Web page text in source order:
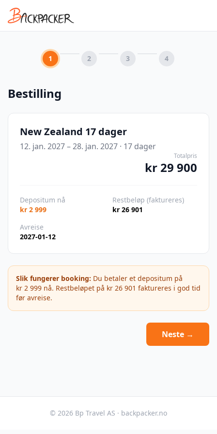
1 2 3 4
Bestilling
New Zealand 17 dager
12. jan. 2027 – 28. jan. 2027 · 17 dager
Totalpris
kr 29 900
Depositum nå
kr 2 999
Restbeløp (faktureres)
kr 26 901
Avreise
2027-01-12
Slik fungerer booking: Du betaler et depositum på
kr 2 999 nå. Restbeløpet på kr 26 901 faktureres i god tid
før avreise.
Neste →
© 2026 Bp Travel AS · backpacker.no